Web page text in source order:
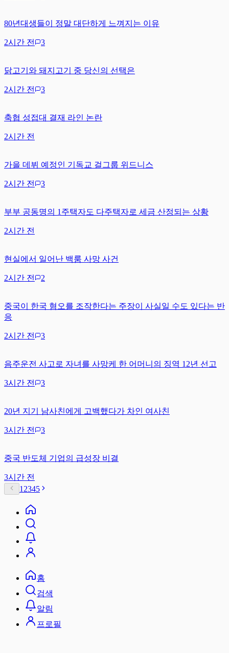
80년대생들이 정말 대단하게 느껴지는 이유
2시간 전 3
닭고기와 돼지고기 중 당신의 선택은
2시간 전 3
축협 성접대 결재 라인 논란
2시간 전
가을 데뷔 예정인 기독교 걸그룹 위드니스
2시간 전 3
부부 공동명의 1주택자도 다주택자로 세금 산정되는 상황
2시간 전
현실에서 일어난 백룸 사망 사건
2시간 전 2
중국이 한국 혐오를 조작한다는 주장이 사실일 수도 있다는 반
응
2시간 전 3
음주운전 사고로 자녀를 사망케 한 어머니의 징역 12년 선고
3시간 전 3
20년 지기 남사친에게 고백했다가 차인 여사친
3시간 전 3
중국 반도체 기업의 급성장 비결
3시간 전
1 2345
홈
검색
알림
프로필